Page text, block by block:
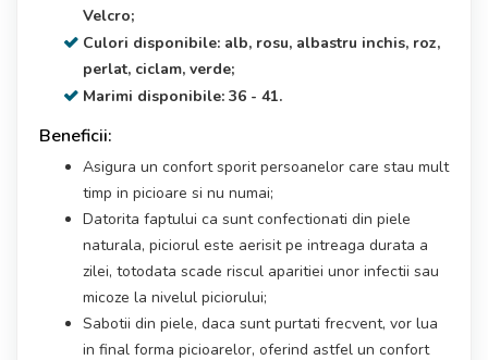
Velcro;
Culori disponibile: alb, rosu, albastru inchis, roz,
perlat, ciclam, verde;
Marimi disponibile: 36 - 41.
Beneficii:
Asigura un confort sporit persoanelor care stau mult
timp in picioare si nu numai;
Datorita faptului ca sunt confectionati din piele
naturala, piciorul este aerisit pe intreaga durata a
zilei, totodata scade riscul aparitiei unor infectii sau
micoze la nivelul piciorului;
Sabotii din piele, daca sunt purtati frecvent, vor lua
in final forma picioarelor, oferind astfel un confort